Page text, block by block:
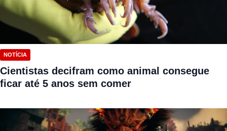
NOTÍCIA
Cientistas decifram como animal consegue
ficar até 5 anos sem comer